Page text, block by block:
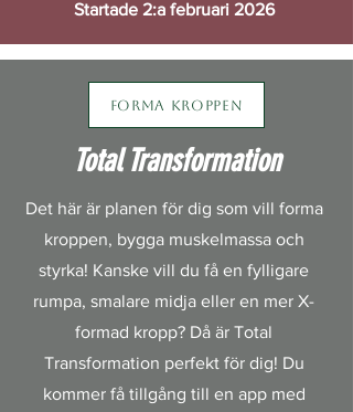
Startade 2:a februari 2026
Forma kroppen
Total Transformation
Det här är planen för dig som vill forma
kroppen, bygga muskelmassa och
styrka! Kanske vill du få en fylligare
rumpa, smalare midja eller en mer X-
formad kropp? Då är Total
Transformation perfekt för dig! Du
kommer få tillgång till en app med